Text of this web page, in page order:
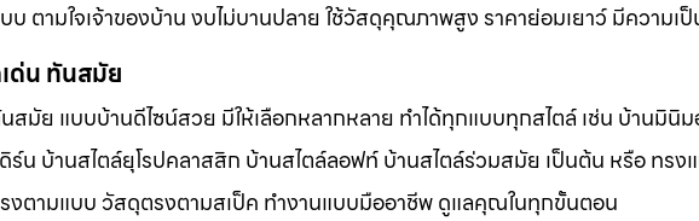
ตามใจเจ้าของบ้าน งบไม่บานปลาย ใช้วัสดุคุณภาพสูง ราคาย่อมเยาว์ มีความเ
ด่น ทันสมัย
มัย แบบบ้านดีไซน์สวย มีให้เลือกหลากหลาย ทำได้ทุกแบบทุกสไตล์ เช่น บ้านมินิ
ร์น บ้านสไตล์ยุโรปคลาสสิก บ้านสไตล์ลอฟท์ บ้านสไตล์ร่วมสมัย เป็นต้น หรือ ทรง
ตามแบบ วัสดุตรงตามสเป็ค ทำงานแบบมืออาชีพ ดูแลคุณในทุกขั้นตอน